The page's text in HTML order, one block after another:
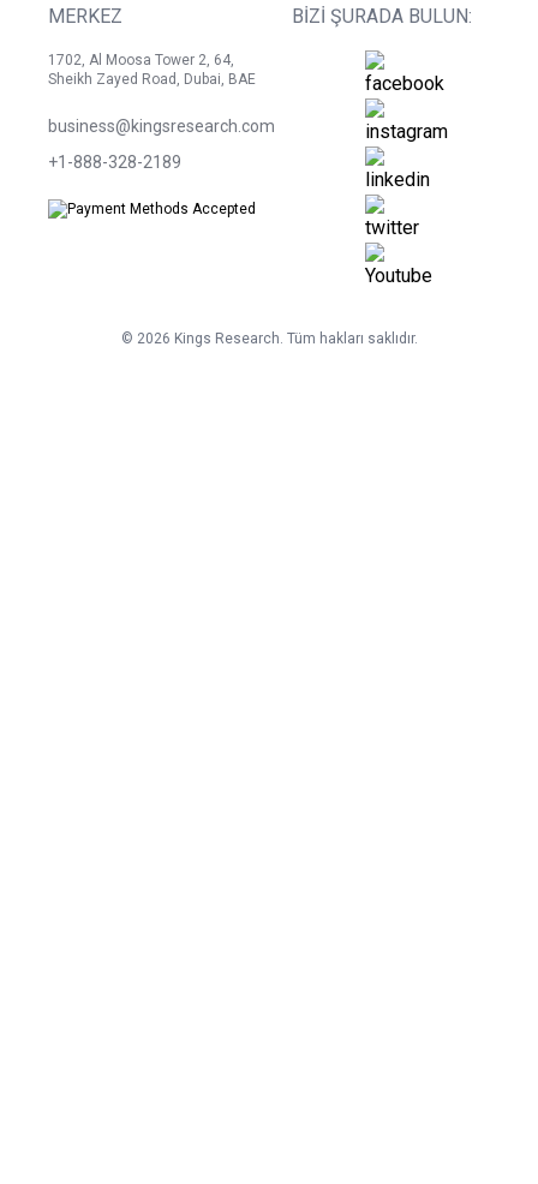
MERKEZ
1702, Al Moosa Tower 2, 64,
Sheikh Zayed Road, Dubai, BAE
business@kingsresearch.com
+1-888-328-2189
BIZI ŞURADA BULUN:
© 2026 Kings Research. Tüm hakları saklıdır.